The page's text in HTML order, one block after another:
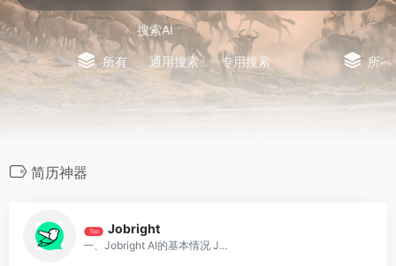
搜索AI
所有 通用搜索 专用搜索 所有
简历神器
Top Jobright
一、Jobright AI的基本情况 J...